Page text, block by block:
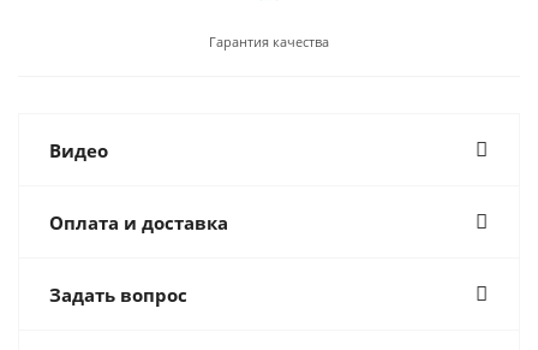
Гарантия качества
Видео
Оплата и доставка
Задать вопрос